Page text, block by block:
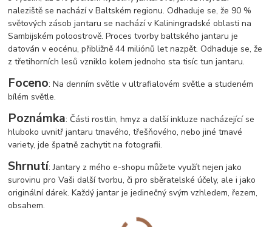
naleziště se nachází v Baltském regionu. Odhaduje se, že 90 %
světových zásob jantaru se nachází v Kaliningradské oblasti na
Sambijském poloostrově. Proces tvorby baltského jantaru je
datován v eocénu, přibližně 44 miliónů let nazpět. Odhaduje se, že
z třetihorních lesů vzniklo kolem jednoho sta tisíc tun jantaru.
Foceno: Na denním světle v ultrafialovém světle a studeném
bílém světle.
Poznámka: Části rostlin, hmyz a další inkluze nacházející se
hluboko uvnitř jantaru tmavého, třešňového, nebo jiné tmavé
variety, jde špatně zachytit na fotografii.
Shrnutí: Jantary z mého e-shopu můžete využít nejen jako
surovinu pro Vaši další tvorbu, či pro sběratelské účely, ale i jako
originální dárek. Každý jantar je jedinečný svým vzhledem, řezem,
obsahem.